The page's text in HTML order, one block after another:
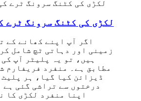
لکڑی کی کٹنگ سرونگ ٹرے
اگر آپ اپنے کھانے کے
زمینی اور دہاتی ٹچ شامل
ہیں، تو یہ پلیٹر آپ
مطابق ہے۔ منفرد فریفارم
ڈیزائن کیا گیا، ہر
درختوں سے تراشی گئی ہے
اپنا منفرد لکڑی کا